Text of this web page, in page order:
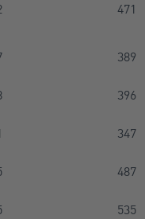
471
389
396
347
487
535